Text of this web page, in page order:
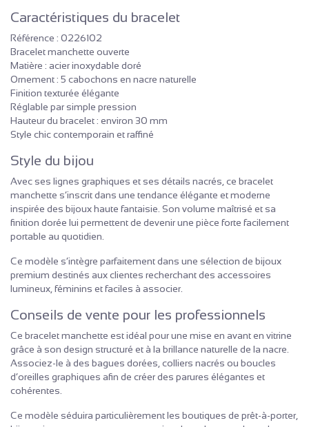
Caractéristiques du bracelet
Référence : 0226102
Bracelet manchette ouverte
Matière : acier inoxydable doré
Ornement : 5 cabochons en nacre naturelle
Finition texturée élégante
Réglable par simple pression
Hauteur du bracelet : environ 30 mm
Style chic contemporain et raffiné
Style du bijou
Avec ses lignes graphiques et ses détails nacrés, ce bracelet
manchette s’inscrit dans une tendance élégante et moderne
inspirée des bijoux haute fantaisie. Son volume maîtrisé et sa
finition dorée lui permettent de devenir une pièce forte facilement
portable au quotidien.
Ce modèle s’intègre parfaitement dans une sélection de bijoux
premium destinés aux clientes recherchant des accessoires
lumineux, féminins et faciles à associer.
Conseils de vente pour les professionnels
Ce bracelet manchette est idéal pour une mise en avant en vitrine
grâce à son design structuré et à la brillance naturelle de la nacre.
Associez-le à des bagues dorées, colliers nacrés ou boucles
d’oreilles graphiques afin de créer des parures élégantes et
cohérentes.
Ce modèle séduira particulièrement les boutiques de prêt-à-porter,